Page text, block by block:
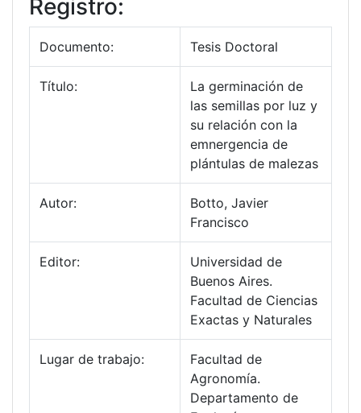
Registro:
Documento: Tesis Doctoral
Título:
La germinación de
las semillas por luz y
su relación con la
emnergencia de
plántulas de malezas
Autor:
Botto, Javier
Francisco
Editor:
Universidad de
Buenos Aires.
Facultad de Ciencias
Exactas y Naturales
Lugar de trabajo:
Facultad de
Agronomía.
Departamento de